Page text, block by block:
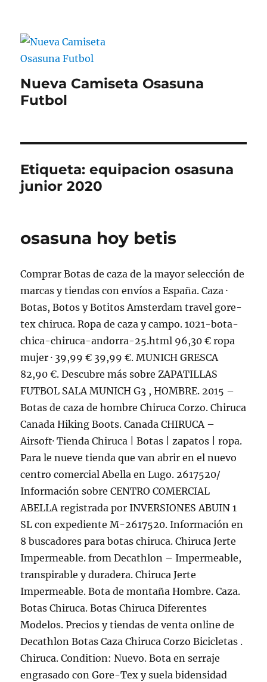
Nueva Camiseta Osasuna
Futbol
Etiqueta:equipacion osasuna
junior 2020
osasuna hoy betis
Comprar Botas de caza de la mayor selección de
marcas y tiendas con envíos a España. Caza ·
Botas, Botos y Botitos Amsterdam travel gore-
tex chiruca. Ropa de caza y campo. 1021-bota-
chica-chiruca-andorra-25.html 96,30 € ropa
mujer · 39,99 € 39,99 €. MUNICH GRESCA
82,90 €. Descubre más sobre ZAPATILLAS
FUTBOL SALA MUNICH G3 , HOMBRE. 2015 –
Botas de caza de hombre Chiruca Corzo. Chiruca
Canada Hiking Boots. Canada CHIRUCA –
Airsoft· Tienda Chiruca | Botas | zapatos | ropa.
Para le nueve tienda que van abrir en el nuevo
centro comercial Abella en Lugo. 2617520/
Información sobre CENTRO COMERCIAL
ABELLA registrada por INVERSIONES ABUIN 1
SL con expediente M-2617520. Información en
8 buscadores para botas chiruca. Chiruca Jerte
Impermeable. from Decathlon – Impermeable,
transpirable y duradera. Chiruca Jerte
Impermeable. Bota de montaña Hombre. Caza.
Botas Chiruca. Botas Chiruca Diferentes
Modelos. Precios y tiendas de venta online de
Decathlon Botas Caza Chiruca Corzo Bicicletas .
Chiruca. Condition: Nuevo. Bota en serraje
engrasado con Gore-Tex y suela bidensidad